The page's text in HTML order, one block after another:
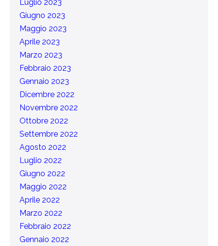
Luglio 2023
Giugno 2023
Maggio 2023
Aprile 2023
Marzo 2023
Febbraio 2023
Gennaio 2023
Dicembre 2022
Novembre 2022
Ottobre 2022
Settembre 2022
Agosto 2022
Luglio 2022
Giugno 2022
Maggio 2022
Aprile 2022
Marzo 2022
Febbraio 2022
Gennaio 2022